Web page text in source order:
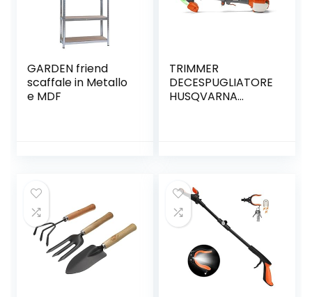
GARDEN friend
scaffale in Metallo
e MDF
TRIMMER
DECESPUGLIATORE
HUSQVARNA